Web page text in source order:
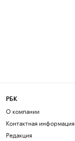
РБК
О компании
Контактная информация
Редакция